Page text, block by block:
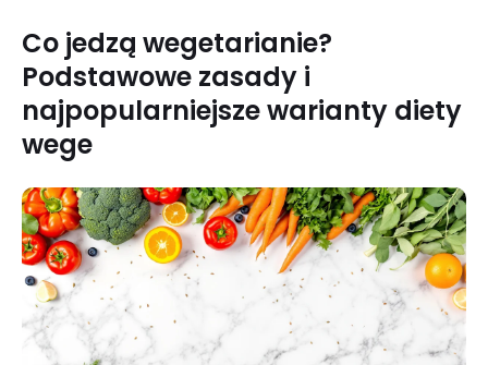
Co jedzą wegetarianie?
Podstawowe zasady i
najpopularniejsze warianty diety
wege